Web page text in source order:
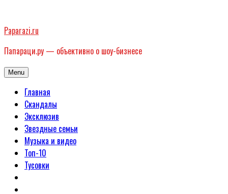
content
Paparazi.ru
Папараци.ру — объективно о шоу-бизнесе
Menu
Главная
Скандалы
Эксклюзив
Звездные семьи
Музыка и видео
Топ-10
Тусовки